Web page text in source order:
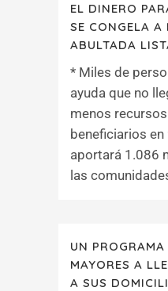
EL DINERO
SE CONGELA A
ABULTADA
* Miles de
ayuda que no
menos
beneficiarios en
aportará 1.086
las
UN
MAYORES A
A SUS